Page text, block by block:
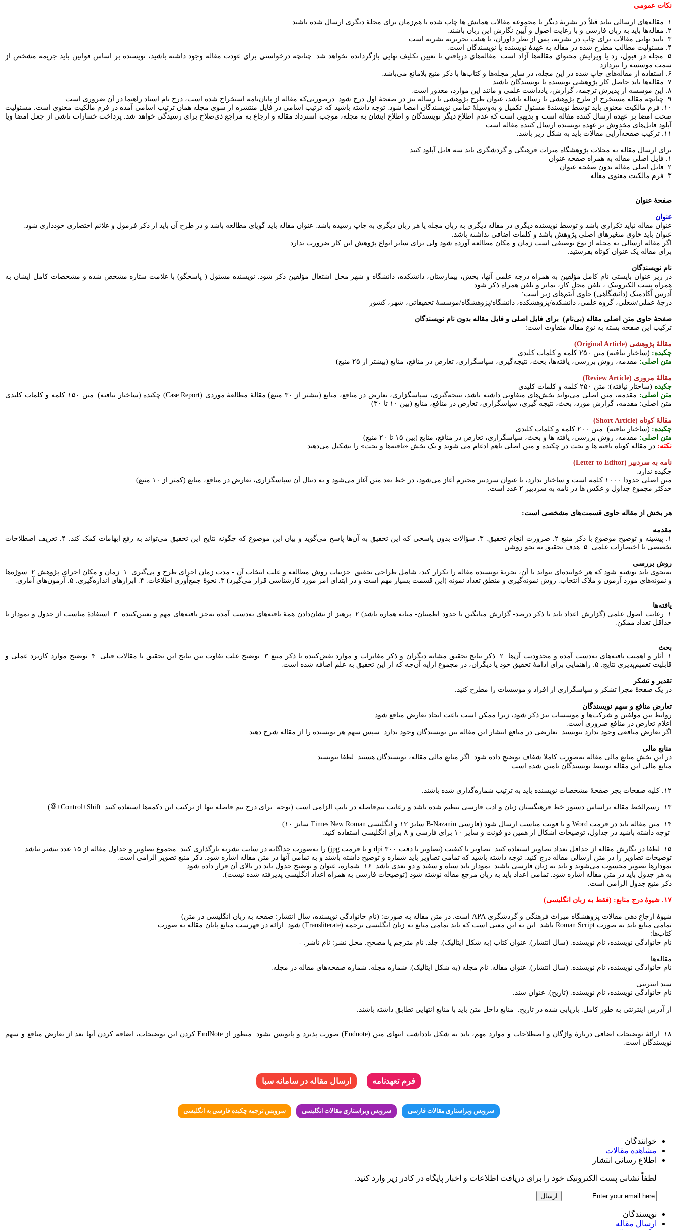
نکات عمومی
۱. مقاله‌های ارسالی نباید قبلاً در نشریۀ دیگر یا مجموعه مقالات همایش ها چاپ شده یا هم‌زمان برای مجلۀ دیگری ارسال شده باشند.
۲. مقاله‌ها باید به زبان فارسی و با رعایت اصول و آیین نگارش این زبان باشند.
۳. تایید نهایی مقالات برای چاپ در نشریه، پس از نظر داوران، با هیئت تحریریه نشریه است.
۴. مسئولیت مطالب مطرح شده در مقاله به عهدۀ نویسنده یا نویسندگان است.
۵. مجله در قبول، رد یا ویرایش محتوای مقاله‌ها آزاد است. مقاله‌های دریافتی تا تعیین تکلیف نهایی بازگردانده نخواهد شد. چنانچه درخواستی برای عودت مقاله وجود داشته باشید، نویسنده بر اساس قوانین باید جریمه مشخص از
سمت موسسه را بپردازد.
۶. استفاده از مقاله‌های چاپ شده در این مجله، در سایر مجله‌ها و کتاب‌ها با ذکر منبع بلامانع می‌باشد.
۷. مقاله‌ها باید حاصل کار پژوهشی نویسنده یا نویسندگان باشند.
۸. این موسسه از پذیرش ترجمه، گزارش، یادداشت علمی و مانند این موارد، معذور است.
۹. چنانچه مقاله مستخرج از طرح پژوهشی یا رساله باشد، عنوان طرح پژوهشی یا رساله نیز در صفحۀ اول درج شود. درصورتی‌که مقاله از پایان‌نامه استخراج شده است، درج نام استاد راهنما در آن ضروری است.
۱۰. فرم مالکیت معنوی باید توسط نویسندۀ مسئول تکمیل و به‌وسیلۀ تمامی نویسندگان امضا شود. توجه داشته باشید که ترتیب اسامی در فایل منتشره از سوی مجله همان ترتیب اسامی آمده در فرم مالکیت معنوی است. مسئولیت
صحت امضا بر عهده ارسال کننده مقاله است و بدیهی است که عدم اطلاع دیگر نویسندگان و اطلاع ایشان به مجله، موجب استرداد مقاله و ارجاع به مراجع ذی‌صلاح برای رسیدگی خواهد شد. پرداخت خسارات ناشی از جعل امضا ویا
آپلود فایل‌های مخدوش بر عهده نویسنده ارسال کننده مقاله است.
۱۱. ترکیب صفحه‌آرایی مقالات باید به شکل زیر باشد.
برای ارسال مقاله به مجلات پژوهشگاه میراث فرهنگی و گردشگری باید سه فایل آپلود کنید.
۱. فایل اصلی مقاله به همراه صفحه عنوان
۲. فایل اصلی مقاله بدون صفحه عنوان
۳. فرم مالکیت معنوی مقاله
صفحۀ عنوان
عنوان
عنوان مقاله نباید تکراری باشد و توسط نویسنده دیگری در مقاله دیگری به زبان مجله یا هر زبان دیگری به چاپ رسیده باشد. عنوان مقاله باید گویای مطالعه باشد و در طرح آن باید از ذکر فرمول و علائم اختصاری خودداری شود.
عنوان باید حاوی متغیرهای اصلی پژوهش باشد و کلمات اضافی نداشته باشد.
اگر مقاله ارسالی به مجله از نوع توصیفی است زمان و مکان مطالعه آورده شود ولی برای سایر انواع پژوهش این کار ضرورت ندارد.
برای مقاله یک عنوان کوتاه بفرستید.
نام نویسندگان
در زیر عنوان بایستی نام کامل مؤلفین به همراه درجه علمی آنها، بخش، بیمارستان، دانشکده، دانشگاه و شهر محل اشتغال مؤلفین ذکر شود. نویسنده مسئول ( پاسخگو) با علامت ستاره مشخص شده و مشخصات کامل ایشان به
همراه پست الکترونیک ، تلفن محل کار، نمابر و تلفن همراه ذکر شود.
آدرس آکادمیک (دانشگاهی) حاوی آیتم‌های زیر است:
درجۀ عملی/شغلی، گروه علمی، دانشکده/پژوهشکده، دانشگاه/پژوهشگاه/موسسۀ تحقیقاتی، شهر، کشور
صفحۀ حاوی متن اصلی مقاله (بی‌نام) برای فایل اصلی و فایل مقاله بدون نام نویسندگان
ترکیب این صفحه بسته به نوع مقاله متفاوت است:
مقالۀ پژوهشی (Original Article)
چکیده: (ساختار نیافته) متن ۲۵۰ کلمه و کلمات کلیدی
متن اصلی: مقدمه، روش بررسی، یافته‌ها، بحث، نتیجه‌گیری، سپاسگزاری، تعارض در منافع، منابع (بیشتر از ۲۵ منبع)
مقالۀ مروری (Review Article)
چکیده (ساختار نیافته): متن ۲۵۰ کلمه و کلمات کلیدی
متن اصلی:
مقدمه، متن اصلی می‌تواند بخش‌های متفاوتی داشته باشد، نتیجه‌گیری، سپاسگزاری، تعارض در منافع، منابع (بیشتر از ۳۰ منبع) مقالۀ مطالعۀ موردی (Case Report) چکیده (ساختار نیافته): متن ۱۵۰ کلمه و کلمات کلیدی
متن اصلی: مقدمه، گزارش مورد، بحث، نتیجه گیری، سپاسگزاری، تعارض در منافع، منابع (بین ۱۰ تا ۳۰)
مقالۀ کوتاه (Short Article)
چکیده: (ساختار نیافته): متن ۲۰۰ کلمه و کلمات کلیدی
متن اصلی: مقدمه، روش بررسی، یافته ها و بحث، سپاسگزاری، تعارض در منافع، منابع (بین ۱۵ تا ۲۰ منبع)
نکته: در مقاله کوتاه یافته ها و بحث در چکیده و متن اصلی باهم ادغام می شوند و یک بخش «یافته‌ها و بحث» را تشکیل می‌دهند.
نامه به سردبیر (Letter to Editor)
چکیده ندارد.
متن اصلی حدودا ۱۰۰۰ کلمه است و ساختار ندارد، با عنوان سردبیر محترم آغاز می‌شود، در خط بعد متن آغاز می‌شود و به دنبال آن سپاسگزاری، تعارض در منافع، منابع (کمتر از ۱۰ منبع)
حدکثر مجموع جداول و عکس ها در نامه به سردبیر ۲ عدد است.
هر بخش از مقاله حاوی قسمت‌های مشخصی است:
مقدمه
۱. پیشینه و توضیح موضوع با ذکر منبع ۲. ضرورت انجام تحقیق. ۳. سؤالات بدون پاسخی که این تحقیق به آن‌ها پاسخ می‌گوید و بیان این موضوع که چگونه نتایج این تحقیق می‌تواند به رفع ابهامات کمک کند. ۴. تعریف اصطلاحات
تخصصی یا اختصارات علمی. ۵. هدف تحقیق به نحو روشن.
روش بررسی
به‌نحوی باید نوشته شود که هر خواننده‌ای بتواند با آن، تجربۀ نویسنده مقاله را تکرار کند، شامل طراحی تحقیق: جزییات روش مطالعه و علت انتخاب آن - مدت زمان اجرای طرح و پی‌گیری. ۱. زمان و مکان اجرای پژوهش ۲. سوژه‌ها
و نمونه‌های مورد آزمون و ملاک انتخاب. روش نمونه‌گیری و منطق تعداد نمونه (این قسمت بسیار مهم است و در ابتدای امر مورد کارشناسی قرار می‌گیرد) ۳. نحوۀ جمع‌آوری اطلاعات. ۴. ابزارهای اندازه‌گیری. ۵. آزمون‌های آماری.
یافته‌ها
۱. رعایت اصول علمی (گزارش اعداد باید با ذکر درصد- گزارش میانگین با حدود اطمینان- میانه هماره باشد) ۲. پرهیز از نشان‌دادن همۀ یافته‌های به‌دست آمده به‌جز یافته‌های مهم و تعیین‌کننده. ۳. استفادۀ مناسب از جدول و نمودار با
حداقل تعداد ممکن.
بحث
۱. آثار و اهمیت یافته‌های به‌دست آمده و محدودیت آن‌ها. ۲. ذکر نتایج تحقیق مشابه دیگران و ذکر مغایرات و موارد نقض‌کننده با ذکر منبع ۳. توضیح علت تفاوت بین نتایج این تحقیق با مقالات قبلی. ۴. توضیح موارد کاربرد عملی و
قابلیت تعمیم‌پذیری نتایج. ۵. راهنمایی برای ادامۀ تحقیق خود یا دیگران، در مجموع ارایه آن‌چه که از این تحقیق به علم اضافه شده است.
تقدیر و تشکر
در یک ﺻﻔﺤۀ ﻣﺠﺰا ﺗﺸﮑﺮ و ﺳﭙﺎﺳﮕﺰاری از اﻓﺮاد و ﻣﻮﺳﺴﺎت را مطرح کنید.‬
تعارض منافع و سهم نویسندگان
رواﺑﻂ ﺑﯿﻦ ﻣﻮﻟﻔﯿﻦ و ﺷﺮﮐت‌ها و ﻣﻮﺳﺴﺎت نیز ذﮐﺮ ﺷﻮد، زیرا ﻣﻤﮑﻦ اﺳﺖ ﺑﺎﻋﺚ ایجاد ﺗﻌﺎرض ﻣﻨﺎﻓﻊ ﺷﻮد.‬
اعلام تعارض در منافع ضروری است.
اگر تعارض منافعی وجود ندارد بنویسید: تعارضی در منافع انتشار این مقاله بین نویسندگان وجود ندارد. سپس سهم هر نویسنده را از مقاله شرح دهید.
منابع مالی
در این بخش منابع مالی مقاله به‌صورت کاملا شفاف توضیح داده شود. اگر منابع مالی مقاله، نویسندگان هستند. لطفا بنویسید:
منابع مالی این مقاله توسط نویسندگان تامین شده است.
۱۲. کلیه صفحات بجز صفحۀ مشخصات نویسنده باید به ترتیب شماره‌گذاری شده باشند.
۱۳. رسم‌الخط مقاله بر‌اساس دستور خط فرهنگستان زبان و ادب فارسی تنظیم شده باشد و رعایت نیم‌فاصله در تایپ الزامی است (توجه: برای درج نیم فاصله تنها از ترکیب این دکمه‌ها استفاده کنید: Control+Shift+ ).
۱۴. متن مقاله باید در فرمت Word و با فونت مناسب ارسال شود (فارسی B-Nazanin سایز ۱۲ و انگلیسی Times New Roman سایز ۱۰).
توجه داشته باشید در جداول، توضیحات اشکال از همین دو فونت و سایز ۱۰ برای فارسی و ۸ برای انگلیسی استفاده کنید.
۱۵. لطفا در نگارش مقاله از حداقل تعداد تصاویر استفاده کنید. تصاویر با کیفیت (تصاویر با دقت ۳۰۰ dpi و با فرمت jpg) را به‌صورت جداگانه در سایت نشریه بارگذاری کنید. مجموع تصاویر و جداول مقاله از ۱۵ عدد بیشتر نباشد.
توضیحات تصاویر را در متن ارسالی مقاله درج کنید. توجه داشته باشید که تمامی تصاویر باید شماره و توضیح داشته باشند و به تمامی آنها در متن مقاله اشاره شود. ذکر منبع تصویر الزامی است.
نمودارها تصویر محسوب می‌شوند و باید به زبان فارسی باشند. نمودار باید سیاه و سفید و دو بعدی باشد. ۱۶. شماره، عنوان و توضیح جدول باید در بالای آن قرار داده شود.
به هر جدول باید در متن مقاله اشاره شود. تمامی اعداد باید به زبان مرجع مقاله نوشته شود (توضیحات فارسی به همراه اعداد انگلیسی پذیرفته شده نیست).
ذکر منبع جدول الزامی است.
۱۷. شیوۀ درج منابع: (فقط به زبان انگلیسی)
شیوۀ ارجاع دهی مقالات پژوهشگاه میراث فرهنگی و گردشگری APA است. در متن مقاله به صورت: (نام خانوادگی نویسنده، سال انتشار: صفحه به زبان انگلیسی در متن)
تمامی منابع باید به صورت Roman Script باشد. این به این معنی است که باید تمامی منابع به زبان انگلیسی ترجمه (Transliterate) شود. ارائه در فهرست منابع پایان مقاله به صورت:
کتاب‌ها:
نام خانوادگی نویسنده، نام نویسنده. (سال انتشار). عنوان کتاب (به شکل ایتالیک). جلد. نام مترجم یا مصحح. محل نشر: نام ناشر. -
مقاله‌ها:
نام خانوادگی نویسنده، نام نویسنده. (سال انتشار). عنوان مقاله. نام مجله (به شکل ایتالیک). شماره مجله. شماره صفحه‌های مقاله در مجله.
سند اینترنتی:
نام خانوادگی نویسنده، نام نویسنده. (تاریخ). عنوان سند.
از آدرس اینترنتی به طور کامل. بازیابی شده در تاریخ. منابع داخل متن باید با منابع انتهایی تطابق داشته باشند.
۱۸. ارائۀ توضیحات اضافی دربارۀ واژگان و اصطلاحات و موارد مهم، باید به شکل یادداشت انتهای متن (Endnote) صورت پذیرد و پانویس نشود. منظور از EndNote کردن این توضیحات، اضافه کردن آنها بعد از تعارض منافع و سهم
نویسندگان است.
فرم تعهدنامه ارسال مقاله در سامانه سبا
سرویس ویراستاری مقالات فارسی سرویس ویراستاری مقالات انگلیسی سرویس ترجمه چکیده فارسی به انگلیسی
خوانندگان
مشاهده مقالات
اطلاع رسانی انتشار
لطفاً نشانی پست الکترونیک خود را برای دریافت اطلاعات و اخبار پایگاه در کادر زیر وارد کنید.
نویسندگان
ارسال مقاله